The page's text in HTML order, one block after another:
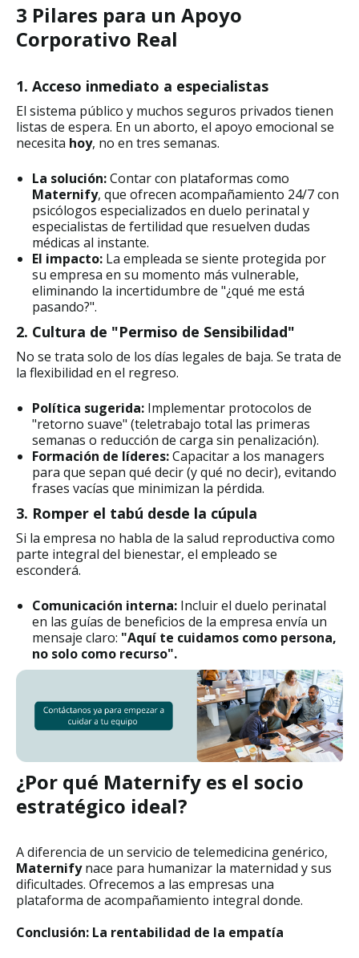
3 Pilares para un Apoyo
Corporativo Real
1. Acceso inmediato a especialistas
El sistema público y muchos seguros privados tienen
listas de espera. En un aborto, el apoyo emocional se
necesita hoy, no en tres semanas.
La solución:Contar con plataformas como
Maternify, que ofrecen acompañamiento 24/7 con
psicólogos especializados en duelo perinatal y
especialistas de fertilidad que resuelven dudas
médicas al instante.
El impacto: La empleada se siente protegida por
su empresa en su momento más vulnerable,
eliminando la incertidumbre de "¿qué me está
pasando?".
2. Cultura de "Permiso de Sensibilidad"
No se trata solo de los días legales de baja. Se trata de
la flexibilidad en el regreso.
Política sugerida: Implementar protocolos de
"retorno suave" (teletrabajo total las primeras
semanas o reducción de carga sin penalización).
Formación de líderes:Capacitar a los managers
para que sepan qué decir (y qué no decir), evitando
frases vacías que minimizan la pérdida.
3. Romper el tabú desde la cúpula
Si la empresa no habla de la salud reproductiva como
parte integral del bienestar, el empleado se
esconderá.
Comunicación interna: Incluir el duelo perinatal
en las guías de beneficios de la empresa envía un
mensaje claro: "Aquí te cuidamos como persona,
no solo como recurso".
¿Por qué Maternify es el socio
estratégico ideal?
A diferencia de un servicio de telemedicina genérico,
Maternifynace para humanizar la maternidad y sus
dificultades. Ofrecemos a las empresas una
plataforma de acompañamiento integral donde.
Conclusión: La rentabilidad de la empatía